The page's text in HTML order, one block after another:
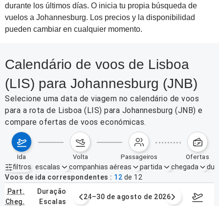
durante los últimos días. O inicia tu propia búsqueda de
vuelos a Johannesburg. Los precios y la disponibilidad
pueden cambiar en cualquier momento.
Calendário de voos de Lisboa
(LIS) para Johannesburg (JNB)
Selecione uma data de viagem no calendário de voos
para a rota de Lisboa (LIS) para Johannesburg (JNB) e
compare ofertas de voos económicas.
ida volta passageiros ofertas
filtros
Filtros ativos nenhum
escalas companhias aéreas partida chegada
Voos de ida correspondentes
12 de 12
part.
cheg.
duração
escalas
agosto de 2026 24–30 de agosto de 2026 31/08/